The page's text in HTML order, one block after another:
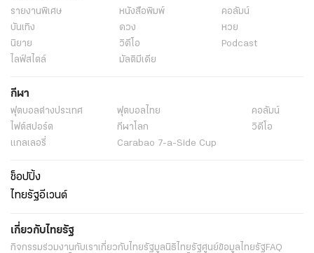
รายงานพิเศษ หนังสือพิมพ์
คอลัมน์
บันเทิง
ดวง
หวย
นิยาย
วิดีโอ
Podcast
ไลฟ์สไตล์
มัลติมีเดีย
กีฬา
ฟุตบอลต่่างประเทศ ฟุตบอลไทย
คอลัมน์
ไฟต์สปอร์ต
กีฬาโลก
วิดีโอ
แกลเลอรี่
Carabao 7-a-Side Cup
ช็อปปิ้ง
ไทยรัฐอีเวนต์
เกี่ยวกับไทยรัฐ
กิจกรรมร่วมงานกับเราเกี่ยวกับไทยรัฐมูลนิธิไทยรัฐศูนย์ข้อมูลไทยรัฐFAQ